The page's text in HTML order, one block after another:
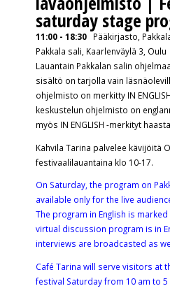
saturday stage
11:00 - 18:30
Pääkirjasto,
Pakkala sali, Kaarlenväylä 3, Oulu
Lauantain Pakkalan salin
sisältö on tarjolla vain
ohjelmisto on merkitty IN
keskustelun ohjelmisto on
myös IN ENGLISH -merkityt
Kahvila Tarina palvelee kävijöitä
festivaalilauantaina klo 10-17.
On Saturday, the program on
available only for the live
The program in English is marked
virtual discussion program is in
interviews are broadcasted as
Café Tarina will serve visitors at
festival Saturday from 10 am to 5